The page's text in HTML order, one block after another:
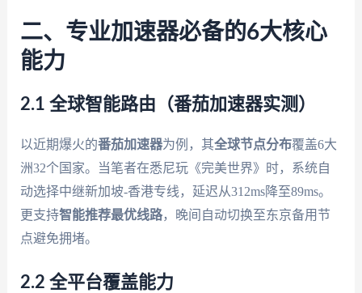
二、专业加速器必备的6大核心
能力
2.1 全球智能路由（番茄加速器实测）
以近期爆火的番茄加速器为例，其全球节点分布覆盖6大
洲32个国家。当笔者在悉尼玩《完美世界》时，系统自
动选择中继新加坡-香港专线，延迟从312ms降至89ms。
更支持智能推荐最优线路，晚间自动切换至东京备用节
点避免拥堵。
2.2 全平台覆盖能力